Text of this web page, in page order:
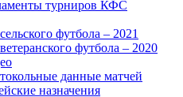
турниров КФС
футбола – 2021
футбола – 2020
данные матчей
назначения